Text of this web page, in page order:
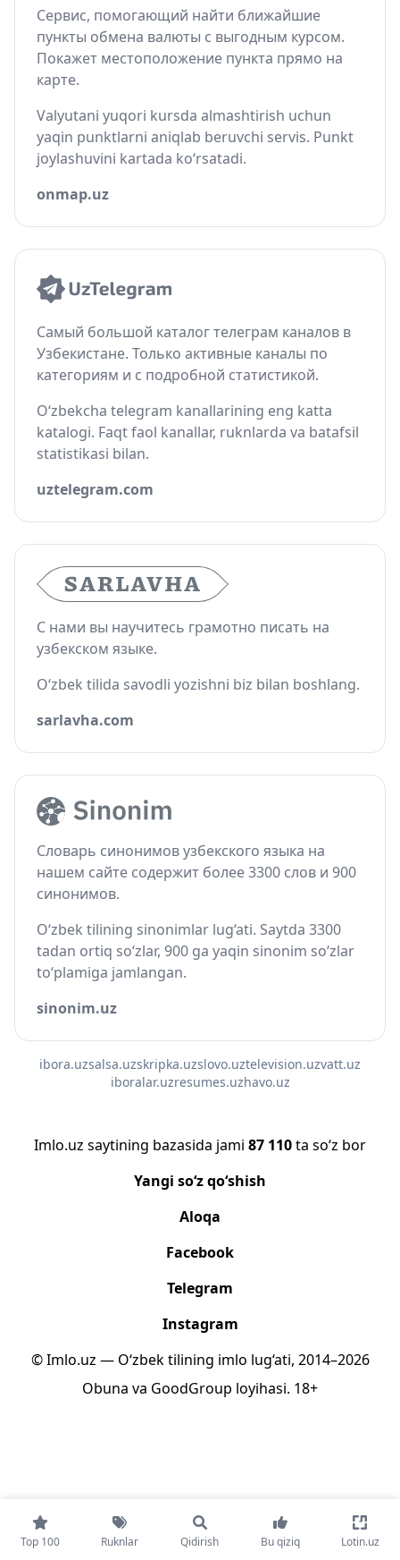
Top 100 Ruknlar Qidirish Bu qiziq Lotin.uz
Сервис, помогающий найти ближайшие
пункты обмена валюты с выгодным курсом.
Покажет местоположение пункта прямо на
карте.
Valyutani yuqori kursda almashtirish uchun
yaqin punktlarni aniqlab beruvchi servis. Punkt
joylashuvini kartada ko‘rsatadi.
onmap.uz
Самый большой каталог телеграм каналов в
Узбекистане. Только активные каналы по
категориям и с подробной статистикой.
O‘zbekcha telegram kanallarining eng katta
katalogi. Faqt faol kanallar, ruknlarda va batafsil
statistikasi bilan.
uztelegram.com
С нами вы научитесь грамотно писать на
узбекском языке.
O‘zbek tilida savodli yozishni biz bilan boshlang.
sarlavha.com
Словарь синонимов узбекского языка на
нашем сайте содержит более 3300 слов и 900
синонимов.
O‘zbek tilining sinonimlar lug‘ati. Saytda 3300
tadan ortiq so‘zlar, 900 ga yaqin sinonim so‘zlar
to‘plamiga jamlangan.
sinonim.uz
ibora.uzsalsa.uzskripka.uzslovo.uztelevision.uzvatt.uz
iboralar.uzresumes.uzhavo.uz
Imlo.uz saytining bazasida jami 87 110ta so‘z bor
Yangi so‘z qo‘shish
Aloqa
Facebook
Telegram
Instagram
© Imlo.uz — O‘zbek tilining imlo lug‘ati, 2014–2026
Obuna va GoodGroup loyihasi. 18+